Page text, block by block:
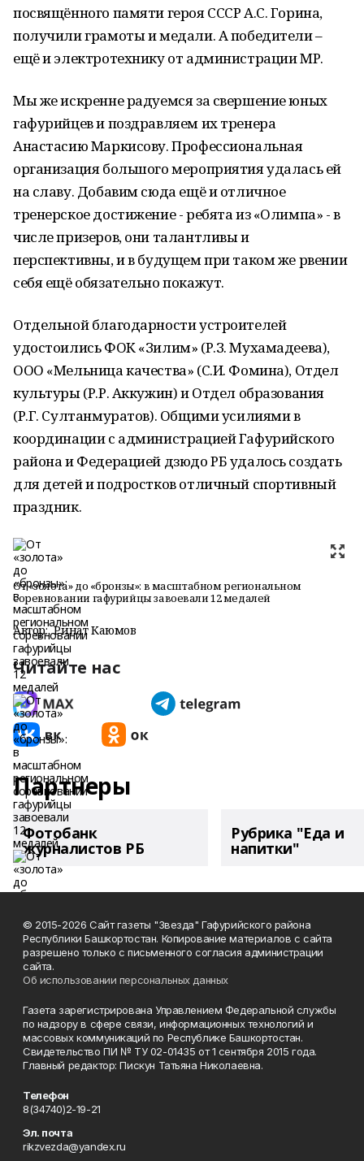
посвящённого памяти героя СССР А.С. Горина,
получили грамоты и медали. А победители –
ещё и электротехнику от администрации МР.
Мы же искренне радуемся за свершение юных
гафурийцев и поздравляем их тренера
Анастасию Маркисову. Профессиональная
организация большого мероприятия удалась ей
на славу. Добавим сюда ещё и отличное
тренерское достижение - ребята из «Олимпа» - в
числе призеров, они талантливы и
перспективны, и в будущем при таком же рвении
себя ещё обязательно покажут.
Отдельной благодарности устроителей
удостоились ФОК «Зилим» (Р.З. Мухамадеева),
ООО «Мельница качества» (С.И. Фомина), Отдел
культуры (Р.Р. Аккужин) и Отдел образования
(Р.Г. Султанмуратов). Общими усилиями в
координации с администрацией Гафурийского
района и Федерацией дзюдо РБ удалось создать
для детей и подростков отличный спортивный
праздник.
От «золота» до «бронзы»: в масштабном региональном
соревновании гафурийцы завоевали 12 медалей
Автор: Ринат Каюмов
Читайте нас
Партнеры
Фотобанк
журналистов РБ
Рубрика "Еда и
напитки"
© 2015-2026 Сайт газеты "Звезда" Гафурийского района
Республики Башкортостан. Копирование материалов с сайта
разрешено только с письменного согласия администрации
сайта.
Об использовании персональных данных
Газета зарегистрирована Управлением Федеральной службы
по надзору в сфере связи, информационных технологий и
массовых коммуникаций по Республике Башкортостан.
Свидетельство ПИ № ТУ 02-01435 от 1 сентября 2015 года.
Главный редактор: Пискун Татьяна Николаевна.
Телефон
8(34740)2-19-21
Эл. почта
rikzvezda@yandex.ru